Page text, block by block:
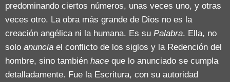
predominando ciertos números, unas veces uno, y otras
veces otro. La obra más grande de Dios no es la
creación angélica ni la humana. Es su Palabra. Ella, no
solo anuncia el conflicto de los siglos y la Redención del
hombre, sino también hace que lo anunciado se cumpla
detalladamente. Fue la Escritura, con su autoridad